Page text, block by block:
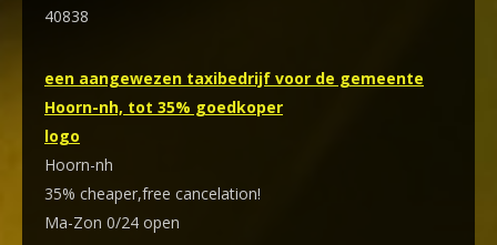
40838
een aangewezen taxibedrijf voor de gemeente
Hoorn-nh, tot 35% goedkoper
logo
Hoorn-nh
35% cheaper,free cancelation!
Ma-Zon 0/24 open